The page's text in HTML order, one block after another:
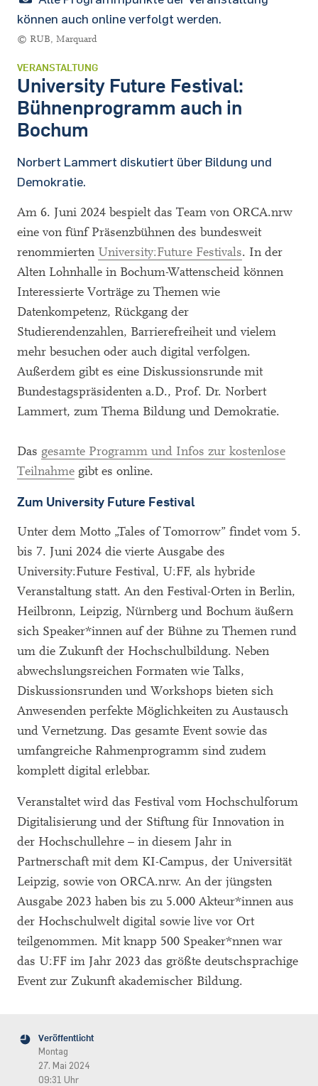
können auch online verfolgt werden.
© RUB, Marquard
VERANSTALTUNG
University Future Festival:
Bühnenprogramm auch in
Bochum
Norbert Lammert diskutiert über Bildung und
Demokratie.
Am 6. Juni 2024 bespielt das Team von ORCA.nrw
eine von fünf Präsenzbühnen des bundesweit
renommierten University:Future Festivals. In der
Alten Lohnhalle in Bochum-Wattenscheid können
Interessierte Vorträge zu Themen wie
Datenkompetenz, Rückgang der
Studierendenzahlen, Barrierefreiheit und vielem
mehr besuchen oder auch digital verfolgen.
Außerdem gibt es eine Diskussionsrunde mit
Bundestagspräsidenten a.D., Prof. Dr. Norbert
Lammert, zum Thema Bildung und Demokratie.
Das gesamte Programm und Infos zur kostenlose
Teilnahme gibt es online.
Zum University Future Festival
Unter dem Motto „Tales of Tomorrow” findet vom 5.
bis 7. Juni 2024 die vierte Ausgabe des
University:Future Festival, U:FF, als hybride
Veranstaltung statt. An den Festival-Orten in Berlin,
Heilbronn, Leipzig, Nürnberg und Bochum äußern
sich Speaker*innen auf der Bühne zu Themen rund
um die Zukunft der Hochschulbildung. Neben
abwechslungsreichen Formaten wie Talks,
Diskussionsrunden und Workshops bieten sich
Anwesenden perfekte Möglichkeiten zu Austausch
und Vernetzung. Das gesamte Event sowie das
umfangreiche Rahmenprogramm sind zudem
komplett digital erlebbar.
Veranstaltet wird das Festival vom Hochschulforum
Digitalisierung und der Stiftung für Innovation in
der Hochschullehre – in diesem Jahr in
Partnerschaft mit dem KI-Campus, der Universität
Leipzig, sowie von ORCA.nrw. An der jüngsten
Ausgabe 2023 haben bis zu 5.000 Akteur*innen aus
der Hochschulwelt digital sowie live vor Ort
teilgenommen. Mit knapp 500 Speaker*nnen war
das U:FF im Jahr 2023 das größte deutschsprachige
Event zur Zukunft akademischer Bildung.
Veröffentlicht
Montag
27. Mai 2024
09:31 Uhr